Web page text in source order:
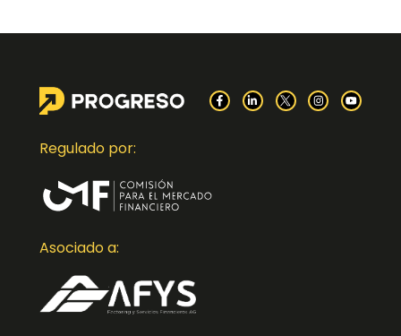
Regulado por:
Asociado a: